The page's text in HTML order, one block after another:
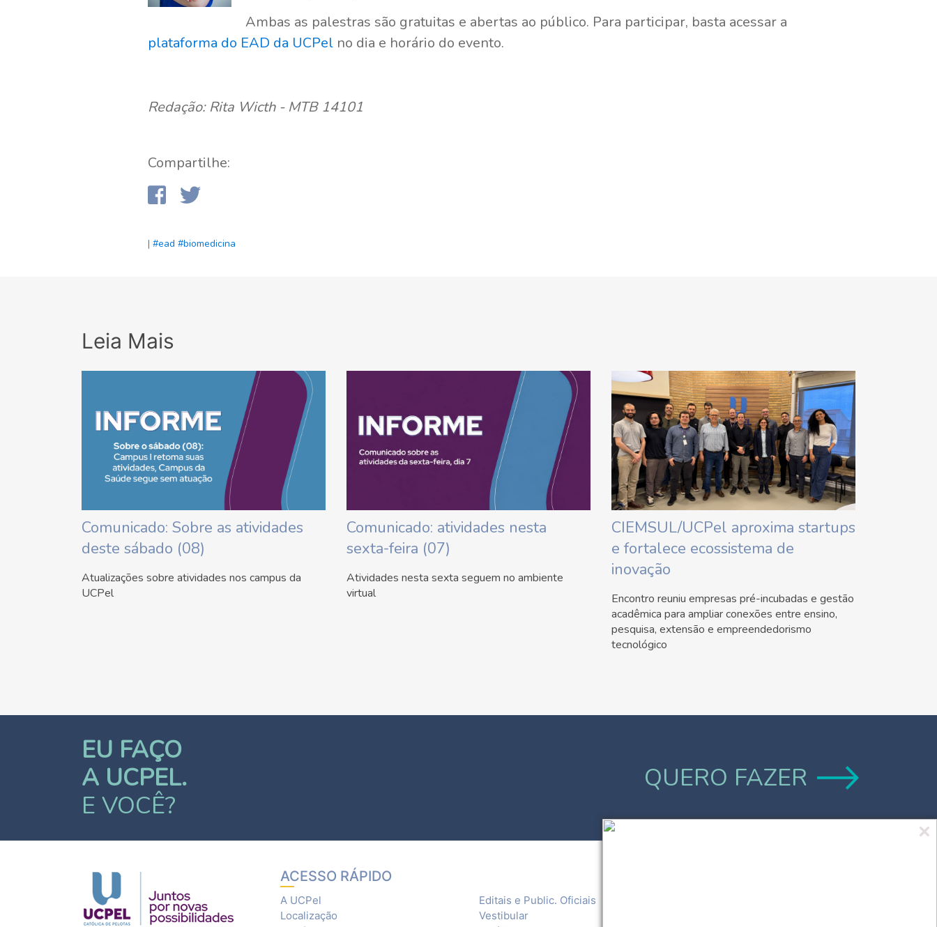
Ambas as palestras são gratuitas e abertas ao público. Para participar, basta acessar a
plataforma do EAD da UCPel no dia e horário do evento.
Redação: Rita Wicth - MTB 14101
Compartilhe:
| #ead #biomedicina
Leia Mais
Comunicado: Sobre as atividades
deste sábado (08)
Atualizações sobre atividades nos campus da
UCPel
Comunicado: atividades nesta
sexta-feira (07)
Atividades nesta sexta seguem no ambiente
virtual
CIEMSUL/UCPel aproxima startups
e fortalece ecossistema de
inovação
Encontro reuniu empresas pré-incubadas e gestão
acadêmica para ampliar conexões entre ensino,
pesquisa, extensão e empreendedorismo
tecnológico
EU FAÇO
A UCPEL.
E VOCÊ?
QUERO FAZER
ACESSO RÁPIDO
A UCPel
Localização
Editais e Public. Oficiais
Vestibular